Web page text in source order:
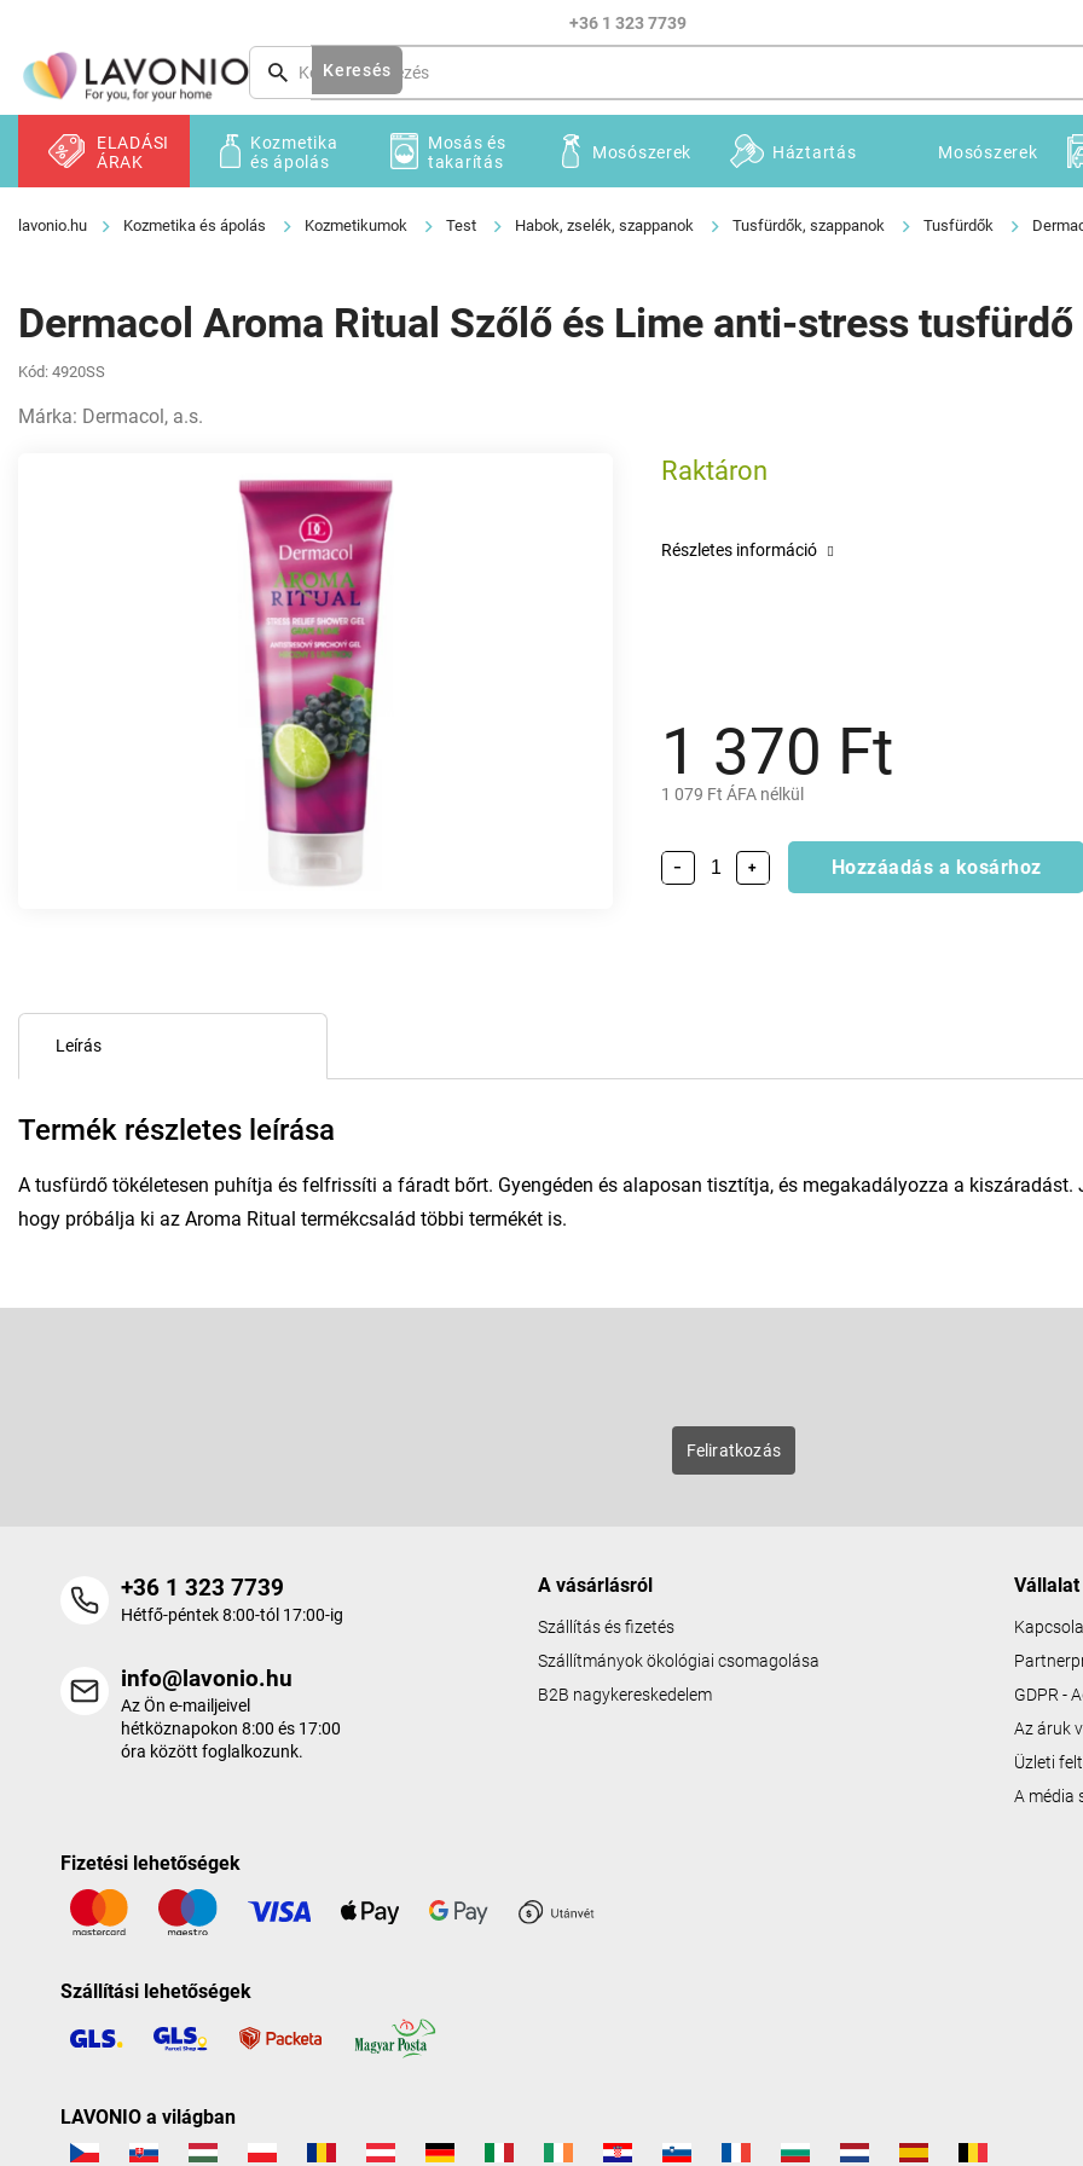
tartalomhoz
+36 1 323 7739
Keresés
ELADÁSI
ÁRAK
Kozmetika
és ápolás
Mosás és
takarítás
Mosószerek Háztartás Mosószerek
Kozmetika és ápolás Kozmetikumok Test Habok, zselék, szappanok Tusfürdők, szappanok Tusfürdők
Dermacol Aroma Ritual Szőlő és Lime anti-stress
Kód: 4920SS
Márka: Dermacol, a.s.
1 370 Ft
1 079 Ft ÁFA nélkül
Raktáron
+
− Hozzáadás a kosárhoz
Részletes információ
Leírás
Termék részletes leírása
A tusfürdő tökéletesen puhítja és felfrissíti a fáradt bőrt. Gyengéden és alaposan tisztítja, és megakadályozza a kiszáradást.
hogy próbálja ki az Aroma Ritual termékcsalád többi termékét is.
Feliratkozás
+36 1 323 7739
Hétfő-péntek 8:00-tól 17:00-ig
info@lavonio.hu
Az Ön e-mailjeivel
hétköznapokon 8:00 és 17:00
óra között foglalkozunk.
A vásárlásról
Szállítás és fizetés
Szállítmányok ökológiai csomagolása
B2B nagykereskedelem
Vállalat
GDPR -
Az áruk
Üzleti
A média
Fizetési lehetőségek
Szállítási lehetőségek
LAVONIO a világban